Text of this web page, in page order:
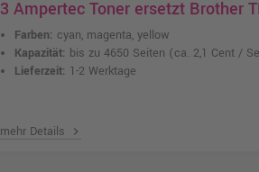
3 Ampertec Toner ersetzt Brother
Farben: cyan, magenta, yellow
Kapazität: bis zu 4650 Seiten (ca. 2,1 Cent /
Lieferzeit: 1-2 Werktage
mehr Details chevron_right